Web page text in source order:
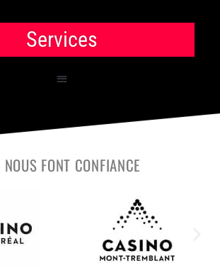
Services
FONT CONFIANCE